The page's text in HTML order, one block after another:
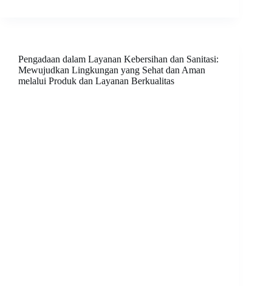
Pengadaan dalam Layanan Kebersihan dan Sanitasi:
Mewujudkan Lingkungan yang Sehat dan Aman
melalui Produk dan Layanan Berkualitas